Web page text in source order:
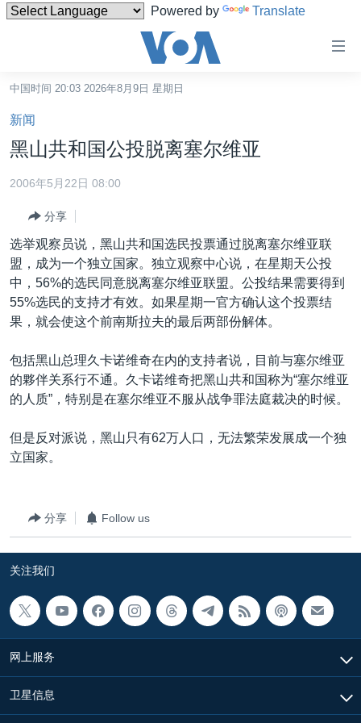
Powered by Translate
碍
链
接
跳
转
容
跳
到
导
港澳
国际
最新国际新闻
印太
欧洲
非洲
全球议题
分类新闻
经济·金融·贸易
科教·文娱·体健
军事
环境
美中关系
白宫要闻
国会报道
美国建国250周年
美国之音专访
重要讲话与声明
台海两岸关系
南中国海争端
关注西藏
关注新疆
GEN Z 看美国
VOA视频
VOA今日焦点
关注我们
其他语言网站
中国时间 20:03 2026年8月9日 星期日
新闻
黑山共和国公投脱离塞尔维亚
2006年5月22日 08:00
分享
选举观察员说，黑山共和国选民投票通过脱离塞尔维亚联
盟，成为一个独立国家。独立观察中心说，在星期天公投
中，56%的选民同意脱离塞尔维亚联盟。公投结果需要得到
55%选民的支持才有效。如果星期一官方确认这个投票结
果，就会使这个前南斯拉夫的最后两部份解体。
包括黑山总理久卡诺维奇在内的支持者说，目前与塞尔维亚
的夥伴关系行不通。久卡诺维奇把黑山共和国称为“塞尔维亚
的人质”，特别是在塞尔维亚不服从战争罪法庭裁决的时候。
但是反对派说，黑山只有62万人口，无法繁荣发展成一个独
立国家。
分享 Follow us
关注我们
网上服务
卫星信息